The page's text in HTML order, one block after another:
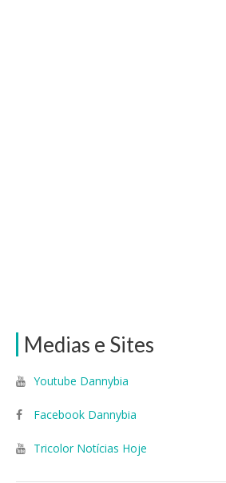
Medias e Sites
Youtube Dannybia
Facebook Dannybia
Tricolor Notícias Hoje